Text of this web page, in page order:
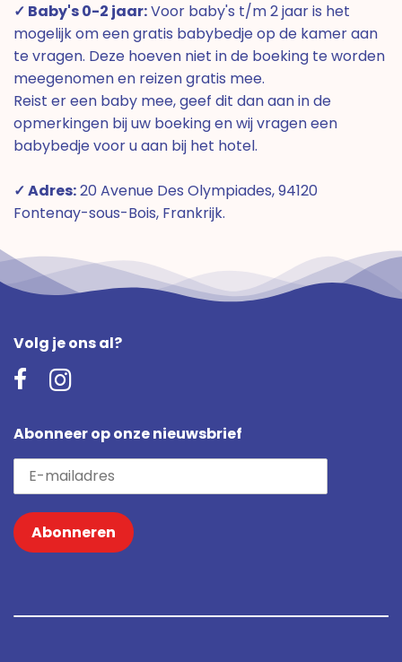
✓ Baby's 0-2 jaar:Voor baby's t/m 2 jaar is het
mogelijk om een gratis babybedje op de kamer aan
te vragen. Deze hoeven niet in de boeking te worden
meegenomen en reizen gratis mee.
Reist er een baby mee, geef dit dan aan in de
opmerkingen bij uw boeking en wij vragen een
babybedje voor u aan bij het hotel.
✓ Adres:20 Avenue Des Olympiades, 94120
Fontenay-sous-Bois, Frankrijk.
Volg je ons al?
Abonneer op onze nieuwsbrief
Abonneren